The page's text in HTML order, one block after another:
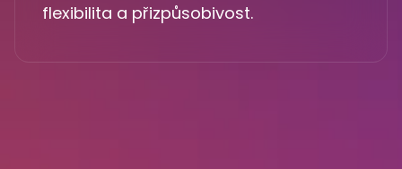
flexibilita a přizpůsobivost.